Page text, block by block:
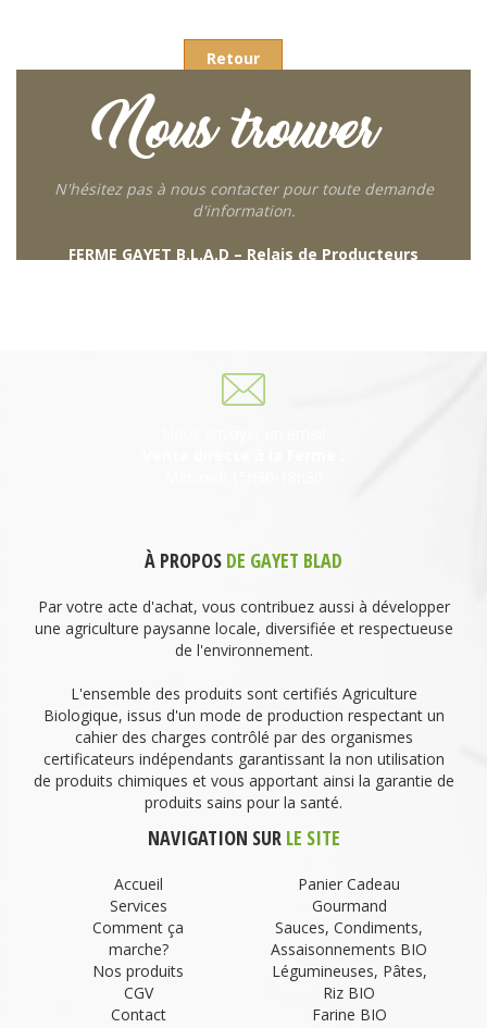
Retour
Nous trouver
N'hésitez pas à nous contacter pour toute demande
d'information.
FERME GAYET B.L.A.D – Relais de Producteurs
À PROPOS DE GAYET BLAD
Par votre acte d'achat, vous contribuez aussi à développer
une agriculture paysanne locale, diversifiée et respectueuse
de l'environnement.
L'ensemble des produits sont certifiés Agriculture
Biologique, issus d'un mode de production respectant un
cahier des charges contrôlé par des organismes
certificateurs indépendants garantissant la non utilisation
de produits chimiques et vous apportant ainsi la garantie de
produits sains pour la santé.
NAVIGATION SUR LE SITE
Accueil
Services
Comment ça
marche?
Nos produits
CGV
Contact
Panier Cadeau
Gourmand
Sauces, Condiments,
Assaisonnements BIO
Légumineuses, Pâtes,
Riz BIO
Farine BIO